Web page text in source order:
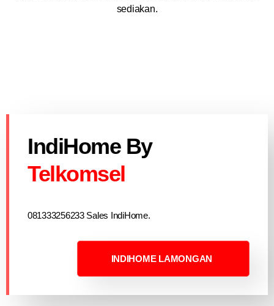
sediakan.
IndiHome By
Telkomsel
081333256233 Sales IndiHome.
INDIHOME LAMONGAN